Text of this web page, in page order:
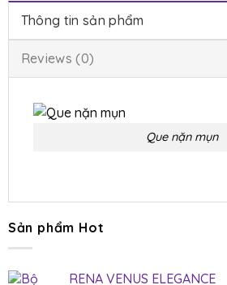
Thông tin sản phẩm
Reviews (0)
Que nặn mụn
Sản phẩm Hot
RENA VENUS ELEGANCE